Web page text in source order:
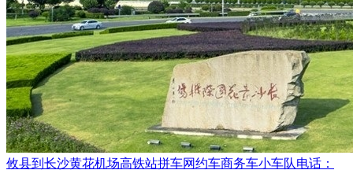
攸县到长沙黄花机场高铁站拼车网约车商务车小车队电话：